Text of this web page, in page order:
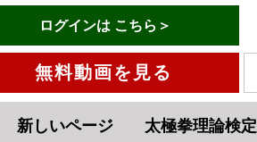
有料会員ログインはこちら→
ログインは こちら＞
無料動画を見る
新しいページ 太極拳理論検定